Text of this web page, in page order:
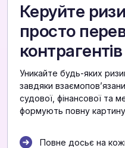
Керуйте
просто
контрагентів
Уникайте будь-яких
завдяки
судової, фінансової та
формують повну
Повне досьє на